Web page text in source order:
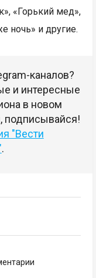
«Горький мед»,
ночь» и другие.
каналов?
и интересные
в новом
подписывайся!
"Вести
.